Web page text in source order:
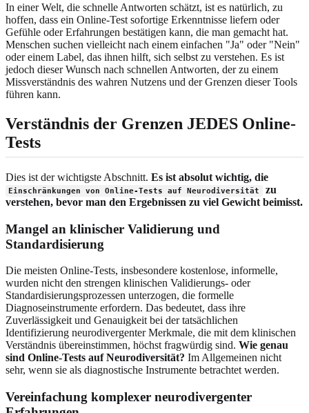
In einer Welt, die schnelle Antworten schätzt, ist es natürlich, zu
hoffen, dass ein Online-Test sofortige Erkenntnisse liefern oder
Gefühle oder Erfahrungen bestätigen kann, die man gemacht hat.
Menschen suchen vielleicht nach einem einfachen "Ja" oder "Nein"
oder einem Label, das ihnen hilft, sich selbst zu verstehen. Es ist
jedoch dieser Wunsch nach schnellen Antworten, der zu einem
Missverständnis des wahren Nutzens und der Grenzen dieser Tools
führen kann.
Verständnis der Grenzen JEDES Online-
Tests
Dies ist der wichtigste Abschnitt. Es ist absolut wichtig, die
Einschränkungen von Online-Tests auf Neurodiversität
zu
verstehen, bevor man den Ergebnissen zu viel Gewicht beimisst.
Mangel an klinischer Validierung und
Standardisierung
Die meisten Online-Tests, insbesondere kostenlose, informelle,
wurden nicht den strengen klinischen Validierungs- oder
Standardisierungsprozessen unterzogen, die formelle
Diagnoseinstrumente erfordern. Das bedeutet, dass ihre
Zuverlässigkeit und Genauigkeit bei der tatsächlichen
Identifizierung neurodivergenter Merkmale, die mit dem klinischen
Verständnis übereinstimmen, höchst fragwürdig sind. Wie genau
sind Online-Tests auf Neurodiversität? Im Allgemeinen nicht
sehr, wenn sie als diagnostische Instrumente betrachtet werden.
Vereinfachung komplexer neurodivergenter